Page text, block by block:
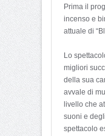
Prima il
incenso e
attuale di
Lo
migliori
della sua
avvale di
livello che
suoni e
spettacolo